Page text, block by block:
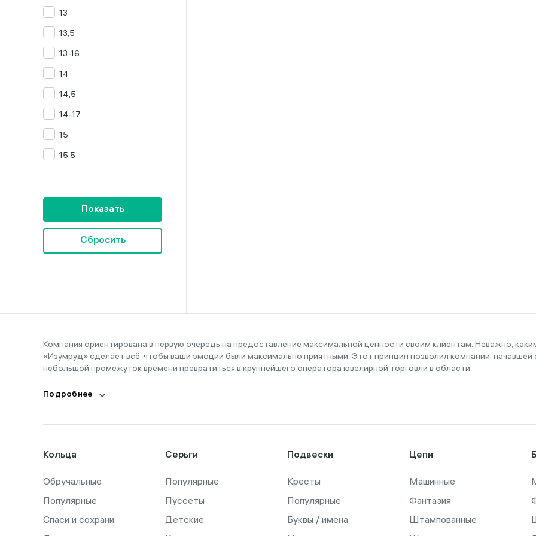
Цитрин
Янтарь
13
13,5
13-16
14
14,5
14-17
15
15,5
16,5
16,5-20
16,5-23,5
16-18
16-20
17,5
18
18,5
18-19
18-21,5
Показать
Сбросить
Компания ориентирована в первую очередь на предоставление максимальной ценности своим клиентам. Неважно,
«Изумруд» сделает всё, чтобы ваши эмоции были максимально приятными. Этот принцип позволил компании, начавшей
небольшой промежуток времени превратиться в крупнейшего оператора ювелирной торговли в области.
Подробнее
Кольца
Обручальные
Популярные
Спаси и сохрани
Серьги
Популярные
Пуссеты
Детские
Подвески
Кресты
Популярные
Буквы / имена
Цепи
Машинные
Фантазия
Штампованные